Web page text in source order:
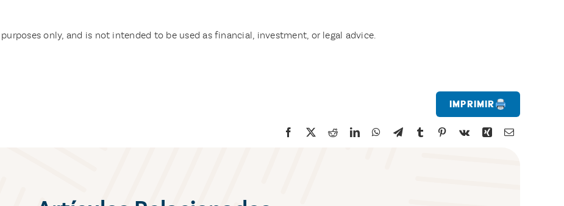
only, and is not intended to be used as financial, investment, or legal advice.
Imprimir